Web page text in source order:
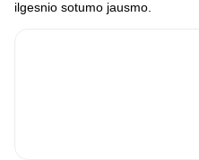
ilgesnio sotumo jausmo.